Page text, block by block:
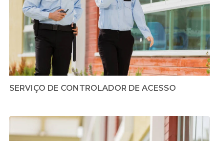
SERVIÇO DE CONTROLADOR DE ACESSO